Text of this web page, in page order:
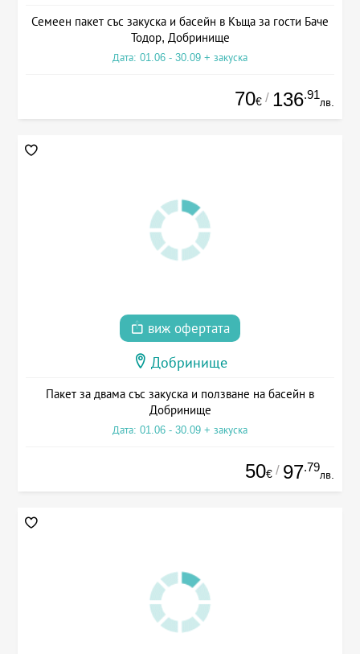
Семеен пакет със закуска и басейн в Къща за гости Баче
Тодор, Добринище
Дата: 01.06 - 30.09 + закуска
70€ / 136.91
лв.
виж офертата
Добринище
Пакет за двама със закуска и ползване на басейн в
Добринище
Дата: 01.06 - 30.09 + закуска
50€ / 97.79
лв.